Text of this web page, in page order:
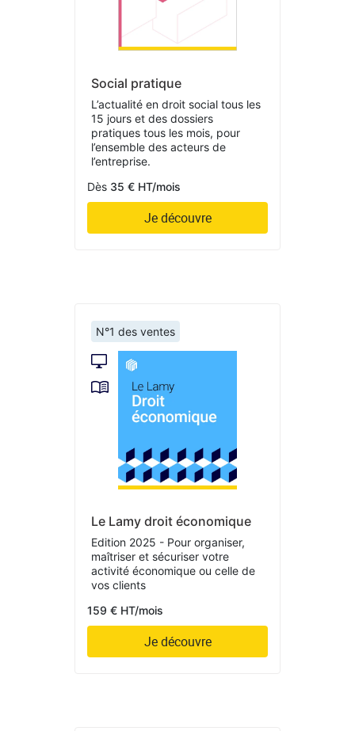
Social pratique
L’actualité en droit social tous les
15 jours et des dossiers
pratiques tous les mois, pour
l’ensemble des acteurs de
l’entreprise.
Dès 35 € HT/mois
Je découvre
N°1 des ventes
Le Lamy droit économique
Edition 2025 - Pour organiser,
maîtriser et sécuriser votre
activité économique ou celle de
vos clients
159 € HT/mois
Je découvre